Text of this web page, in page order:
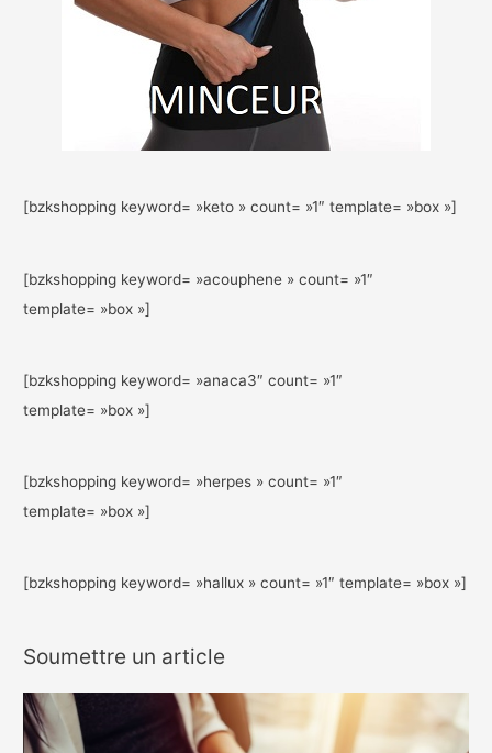
[bzkshopping keyword= »keto » count= »1″ template= »box »]
[bzkshopping keyword= »acouphene » count= »1″
template= »box »]
[bzkshopping keyword= »anaca3″ count= »1″
template= »box »]
[bzkshopping keyword= »herpes » count= »1″
template= »box »]
[bzkshopping keyword= »hallux » count= »1″ template= »box »]
Soumettre un article